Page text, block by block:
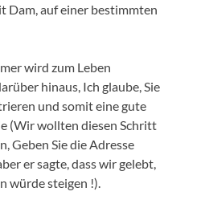
Dam, auf einer bestimmten
wird zum Leben
hinaus, Ich glaube, Sie
und somit eine gute
(Wir wollten diesen Schritt
Geben Sie die Adresse
er sagte, dass wir gelebt,
würde steigen !).